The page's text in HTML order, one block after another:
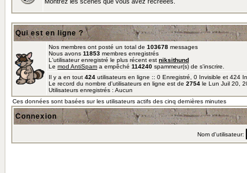
Qui est en ligne ?
Nos membres ont posté un total de 103678 messages
Nous avons 11853 membres enregistrés
L'utilisateur enregistré le plus récent est niksithund
Le mod AntiSpam a empêché 114240 spammeur(s) de s'inscrire.
Il y a en tout 424 utilisateurs en ligne :: 0 Enregistré, 0 Invisible et 424
Le record du nombre d'utilisateurs en ligne est de 2754 le Lun Juil 20,
Utilisateurs enregistrés : Aucun
Ces données sont basées sur les utilisateurs actifs des cinq dernières minutes
Connexion
Nom d'utilisateur: